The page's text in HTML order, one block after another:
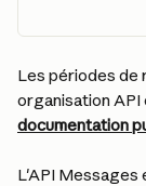
Les périodes de
organisation API
documentation
L'API Messages